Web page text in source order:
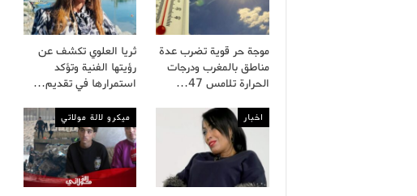
موجة حر قوية تضرب عدة
مناطق بالمغرب ودرجات
الحرارة تلامس 47…
ثريا العلوي تكشف عن
رؤيتها الفنية وتؤكد
استمرارها في تقديم…
اخبار ميكرو لالة مولاتي